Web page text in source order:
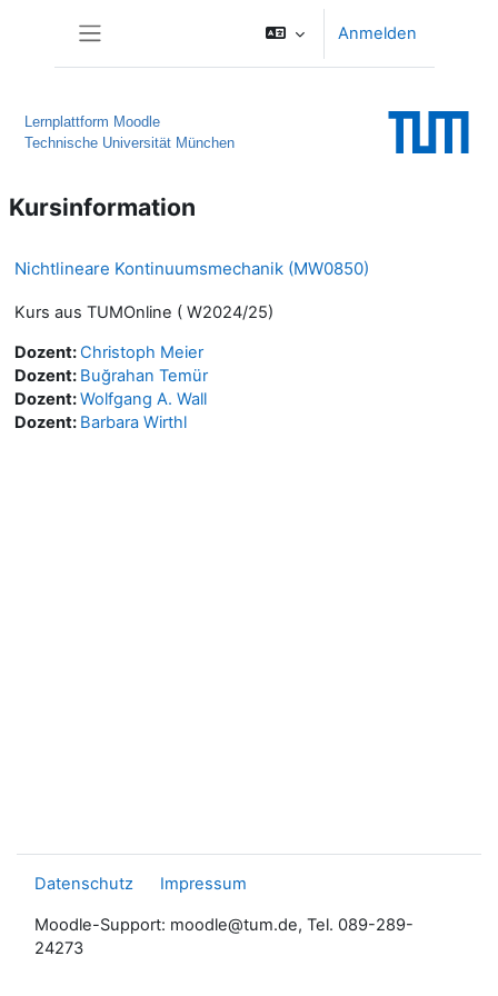
Anmelden
Lernplattform Moodle
Technische Universität München
Kursinformation
Nichtlineare Kontinuumsmechanik (MW0850)
Kurs aus TUMOnline ( W2024/25)
Dozent:Christoph Meier
Dozent: Buğrahan Temür
Dozent:Wolfgang A. Wall
Dozent: Barbara Wirthl
Datenschutz Impressum
Moodle-Support: moodle@tum.de, Tel. 089-289-
24273